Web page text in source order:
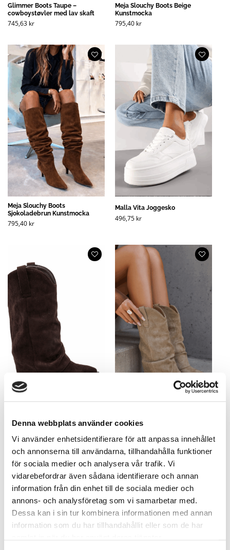
Denna webbplats använder cookies
Vi använder enhetsidentifierare för att anpassa innehållet
och annonserna till användarna, tillhandahålla funktioner
för sociala medier och analysera vår trafik. Vi
vidarebefordrar även sådana identifierare och annan
information från din enhet till de sociala medier och
annons- och analysföretag som vi samarbetar med.
Dessa kan i sin tur kombinera informationen med annan
information som du har tillhandahållit eller som de har
Glimmer Boots Taupe –
cowboystøvler med lav skaft
745,63 kr
Meja Slouchy Boots Beige
Kunstmocka
795,40 kr
Meja Slouchy Boots
Sjokoladebrun Kunstmocka
795,40 kr
Malla Vita Joggesko
496,75 kr